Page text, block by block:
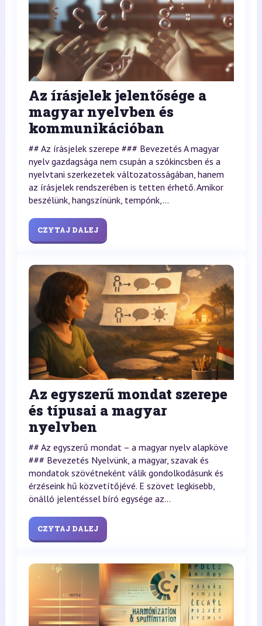
Az írásjelek jelentősége a
magyar nyelvben és
kommunikációban
## Az írásjelek szerepe ### Bevezetés A magyar
nyelv gazdagsága nem csupán a szókincsben és a
nyelvtani szerkezetek változatosságában, hanem
az írásjelek rendszerében is tetten érhető. Amikor
beszélünk, hangszínünk, tempónk,...
CZYTAJ DALEJ
Az egyszerű mondat szerepe
és típusai a magyar
nyelvben
## Az egyszerű mondat – a magyar nyelv alapköve
### Bevezetés Nyelvünk, a magyar, szavak és
mondatok szövétneként válik gondolkodásunk és
érzéseink hű közvetítőjévé. E szövet legkisebb,
önálló jelentéssel bíró egysége az...
CZYTAJ DALEJ